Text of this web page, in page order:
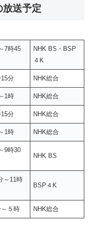
送予定
7時45
NHK BS・BSP
４K
分 NHK総合
1時 NHK総合
分 NHK総合
1時 NHK総合
9時30
NHK BS
～11時
BSP４K
５時 NHK総合